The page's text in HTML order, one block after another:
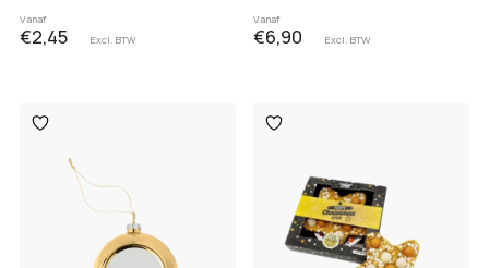
Vanaf
€2,45 Excl. BTW
Vanaf
€6,90 Excl. BTW
Toevoegen
aan
Toevoegen
aan